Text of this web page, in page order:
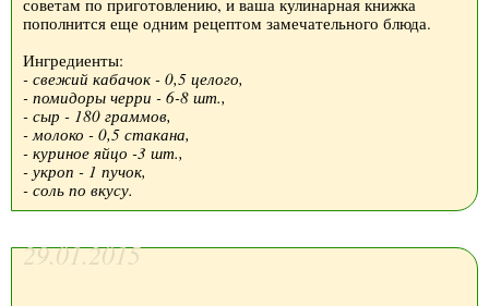
советам по приготовлению, и ваша кулинарная книжка
пополнится еще одним рецептом замечательного блюда.
Ингредиенты:
- свежий кабачок - 0,5 целого,
- помидоры черри - 6-8 шт.,
- сыр - 180 граммов,
- молоко - 0,5 стакана,
- куриное яйцо -3 шт.,
- укроп - 1 пучок,
- соль по вкусу.
29.01.2015